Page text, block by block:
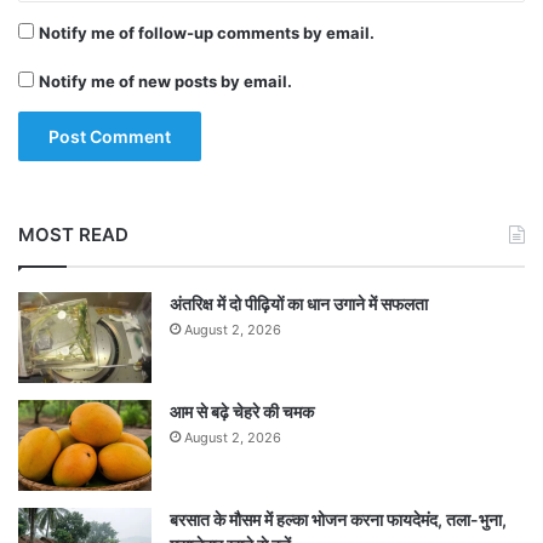
Notify me of follow-up comments by email.
Notify me of new posts by email.
MOST READ
अंतरिक्ष में दो पीढ़ियों का धान उगाने में सफलता
August 2, 2026
आम से बढ़े चेहरे की चमक
August 2, 2026
बरसात के मौसम में हल्का भोजन करना फायदेमंद, तला-भुना,